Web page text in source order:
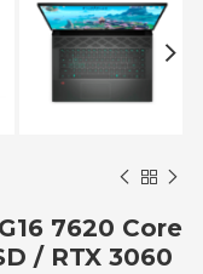
7620 Core
/ RTX 3060